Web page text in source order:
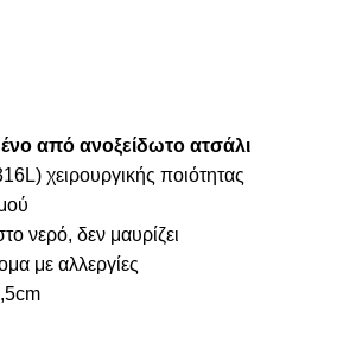
από ανοξείδωτο ατσάλι
χειρουργικής ποιότητας
νερό, δεν μαυρίζει
με αλλεργίες